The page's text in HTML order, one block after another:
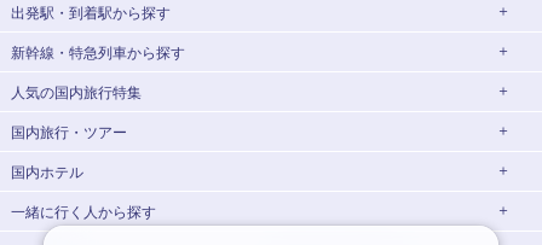
JR・新幹線＋ホテルパック
出張パック
新幹線パック
大阪(新大阪)⇔東京
新幹線パック
出発駅・到着駅から探す
秋田⇔東京 新幹線パック
仙台→東京 新幹線パック
富山⇔東京 新幹線パック
東京→仙台 新幹線パック
東京→金沢 新幹線パック
新幹線・特急列車から探す
北海道新幹線 旅行
山形新幹線 旅行
東海道新幹線 旅行
上越新幹線 旅行
人気の国内旅行特集
東京ディズニーリゾート®への旅
ユニバーサル・スタジオ・ジャパン(USJ)
飛行機+ホテルパック 桜・お花見特集
国内旅行・ツアー
北海道旅行・ツアー
東北旅行・ツアー
国内ホテル
一緒に行く人から探す